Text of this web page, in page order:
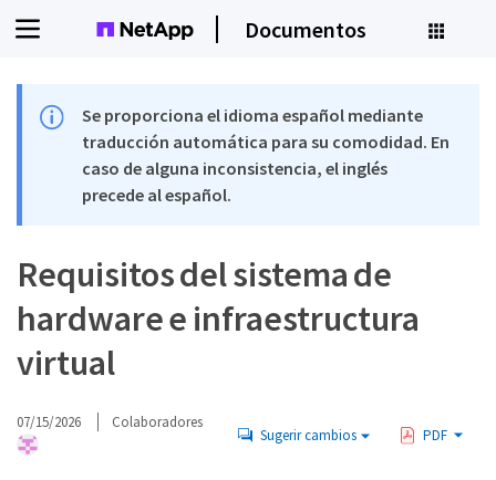
Documentos
Se proporciona el idioma español mediante
traducción automática para su comodidad. En
caso de alguna inconsistencia, el inglés
precede al español.
Requisitos del sistema de
hardware e infraestructura
virtual
07/15/2026 Colaboradores
Sugerir cambios PDF